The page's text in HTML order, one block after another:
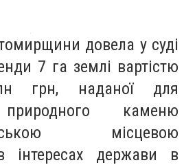
довела у суді
7 га землі вартістю
грн, наданої для
каменю
місцевою
інтересах держави в